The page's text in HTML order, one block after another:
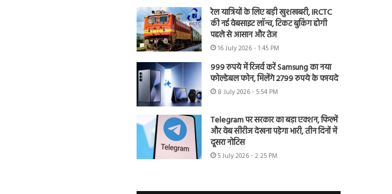
रेल यात्रियों के लिए बड़ी खुशखबरी, IRCTC
की नई वेबसाइट लॉन्च, टिकट बुकिंग होगी
पहले से आसान और तेज
16 July 2026 - 1:45 PM
999 रुपये में रिजर्व करें Samsung का नया
फोल्डेबल फोन, मिलेंगे 2799 रुपये के फायदे
8 July 2026 - 5:54 PM
Telegram पर सरकार का बड़ा एक्शन, फिल्में
और वेब सीरीज देखना पड़ेगा भारी, तीन दिनों में
दूसरा नोटिस
5 July 2026 - 2:25 PM